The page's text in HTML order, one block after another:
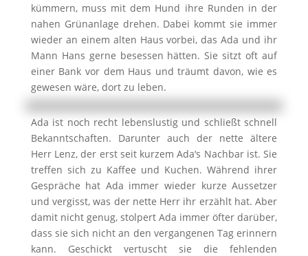
kümmern, muss mit dem Hund ihre Runden in der
nahen Grünanlage drehen. Dabei kommt sie immer
wieder an einem alten Haus vorbei, das Ada und ihr
Mann Hans gerne besessen hätten. Sie sitzt oft auf
einer Bank vor dem Haus und träumt davon, wie es
gewesen wäre, dort zu leben.
Ada ist noch recht lebenslustig und schließt schnell
Bekanntschaften. Darunter auch der nette ältere
Herr Lenz, der erst seit kurzem Ada‘s Nachbar ist. Sie
treffen sich zu Kaffee und Kuchen. Während ihrer
Gespräche hat Ada immer wieder kurze Aussetzer
und vergisst, was der nette Herr ihr erzählt hat. Aber
damit nicht genug, stolpert Ada immer öfter darüber,
dass sie sich nicht an den vergangenen Tag erinnern
kann. Geschickt vertuscht sie die fehlenden